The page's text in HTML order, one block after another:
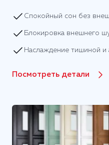
Спокойный сон без
Блокировка внешнего
Наслаждение тишиной и
Посмотреть детали